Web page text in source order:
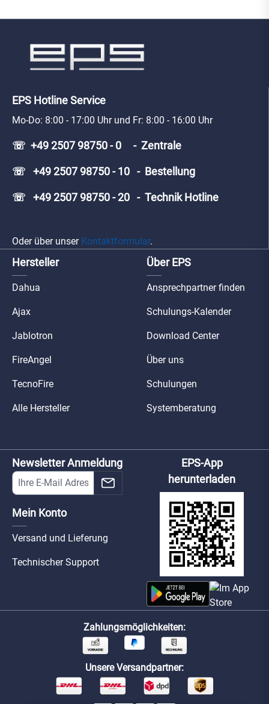
EPS Hotline Service
Mo-Do: 8:00 - 17:00 Uhr und Fr: 8:00 - 16:00 Uhr
☏ +49 2507 98750 - 0 - Zentrale
☏ +49 2507 98750 - 10 - Bestellung
☏ +49 2507 98750 - 20 - Technik Hotline
Oder über unser Kontaktformular.
Hersteller
Dahua
Ajax
Jablotron
FireAngel
TecnoFire
Alle Hersteller
Über EPS
Ansprechpartner finden
Schulungs-Kalender
Download Center
Über uns
Schulungen
Systemberatung
Newsletter Anmeldung
Mein Konto
Versand und Lieferung
Technischer Support
EPS-App
herunterladen
Zahlungsmöglichkeiten:
Unsere Versandpartner: